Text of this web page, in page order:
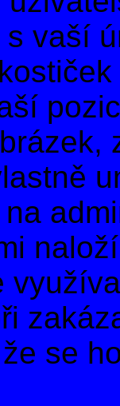
vaší
se